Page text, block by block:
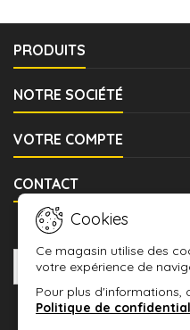
PRODUITS
NOTRE SOCIÉTÉ
VOTRE COMPTE
CONTACT
Cookies
Ce magasin utilise des
votre expérience de
Pour plus d'informations,
Politique de
LETTRE